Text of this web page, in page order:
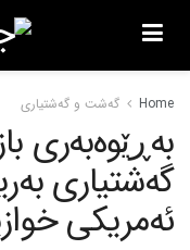
Home گه‌شت و گه‌شتیاری
به‌ڕێوه‌به‌ری
گه‌شتیاری
ئه‌مریکی